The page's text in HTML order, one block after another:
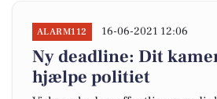
ALARM112 16-06-2021 12:06
Ny deadline: Dit
hjælpe politiet